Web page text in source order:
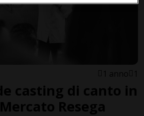
1 anno 1
casting di canto in
Resega